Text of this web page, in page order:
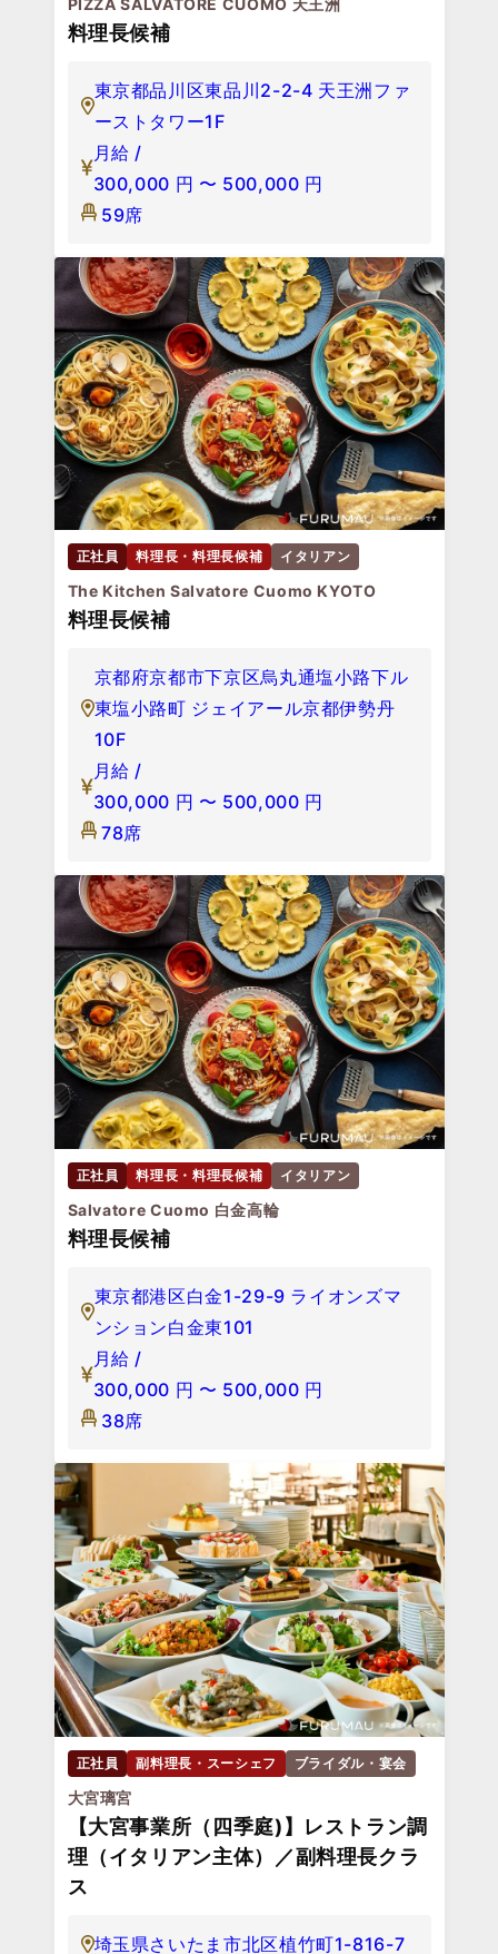
料理長候補
東京都品川区東品川2-2-4 天王洲ファ
ーストタワー1F
月給 /
300,000 円 〜 500,000 円
59席
正社員 料理長・料理長候補 イタリアン
The Kitchen Salvatore Cuomo KYOTO
料理長候補
京都府京都市下京区烏丸通塩小路下ル
東塩小路町 ジェイアール京都伊勢丹
10F
月給 /
300,000 円 〜 500,000 円
78席
正社員 料理長・料理長候補 イタリアン
Salvatore Cuomo 白金高輪
料理長候補
東京都港区白金1-29-9 ライオンズマ
ンション白金東101
月給 /
300,000 円 〜 500,000 円
38席
正社員 副料理長・スーシェフ ブライダル・宴会
大宮璃宮
【大宮事業所（四季庭)】レストラン調
理（イタリアン主体）／副料理長クラ
ス
埼玉県さいたま市北区植竹町1-816-7